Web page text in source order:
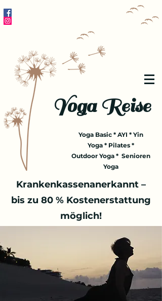
Yoga Reise
Yoga Basic * AYI * Yin
Yoga * Pilates *
Outdoor Yoga * Senioren
Yoga
Krankenkassenanerkannt –
bis zu 80 % Kostenerstattung
möglich!